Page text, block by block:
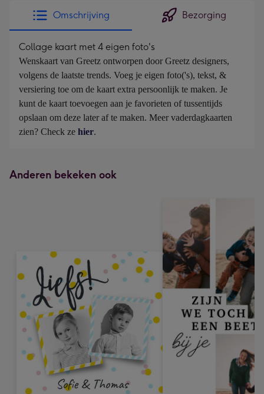
Omschrijving Bezorging
Collage kaart met 4 eigen foto's
Wenskaart van Greetz ontworpen door Greetz designers,
volgens de laatste trends. Voeg je eigen foto('s), tekst, &
versiering toe om de kaart extra persoonlijk te maken. Je
kunt de kaart toevoegen aan je favorieten of tussentijds
opslaan om deze later af te maken. Meer vaderdagkaarten
zien? Check ze hier.
Anderen bekeken ook